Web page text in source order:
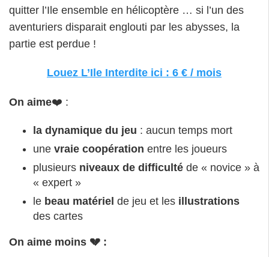
quitter l’Ile ensemble en hélicoptère … si l’un des
aventuriers disparait englouti par les abysses, la
partie est perdue !
Louez L’Ile Interdite ici : 6 € / mois
On aime❤️ :
la dynamique du jeu : aucun temps mort
une vraie coopération entre les joueurs
plusieurs niveaux de difficulté de « novice » à
« expert »
le beau matériel de jeu et les illustrations
des cartes
On aime moins 💔 :